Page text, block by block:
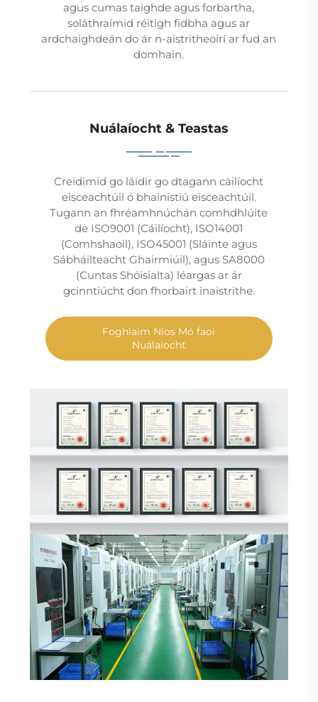
agus cumas taighde agus forbartha,
soláthraímid réitigh fidbha agus ar
ardchaighdeán do ár n-aistritheoirí ar fud an
domhain.
Nuálaíocht & Teastas
Creidimid go láidir go dtagann cáilíocht
eisceachtúil ó bhainistiú eisceachtúil.
Tugann an fhréamhnúchán comhdhlúite
de ISO9001 (Cáilíocht), ISO14001
(Comhshaoil), ISO45001 (Sláinte agus
Sábháilteacht Ghairmiúil), agus SA8000
(Cuntas Shóisialta) léargas ar ár
gcinntiúcht don fhorbairt inaistrithe.
Foghlaim Níos Mó faoi
Nuálaíocht